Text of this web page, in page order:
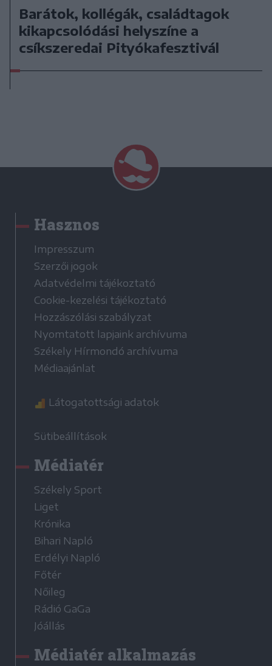
Barátok, kollégák, családtagok
kikapcsolódási helyszíne a
csíkszeredai Pityókafesztivál
Hasznos
Impresszum
Szerzői jogok
Adatvédelmi tájékoztató
Cookie-kezelési tájékoztató
Hozzászólási szabályzat
Nyomtatott lapjaink archívuma
Székely Hírmondó archívuma
Médiaajánlat
Látogatottsági adatok
Sütibeállítások
Médiatér
Székely Sport
Liget
Krónika
Bihari Napló
Erdélyi Napló
Főtér
Nőileg
Rádió GaGa
Jóállás
Médiatér alkalmazás